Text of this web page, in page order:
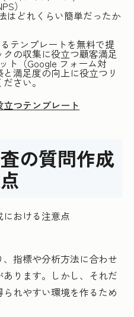
）
はどれくらい簡単だったか
テンプレートを無料で提
の収集に役立つ顧客満足
ト（Google フォーム対
満足度の向上に役立つリ
さい。
つテンプレート
の質問作成
指標や分析方法に合わせ
ります。しかし、それだ
れやすい環境を作るため